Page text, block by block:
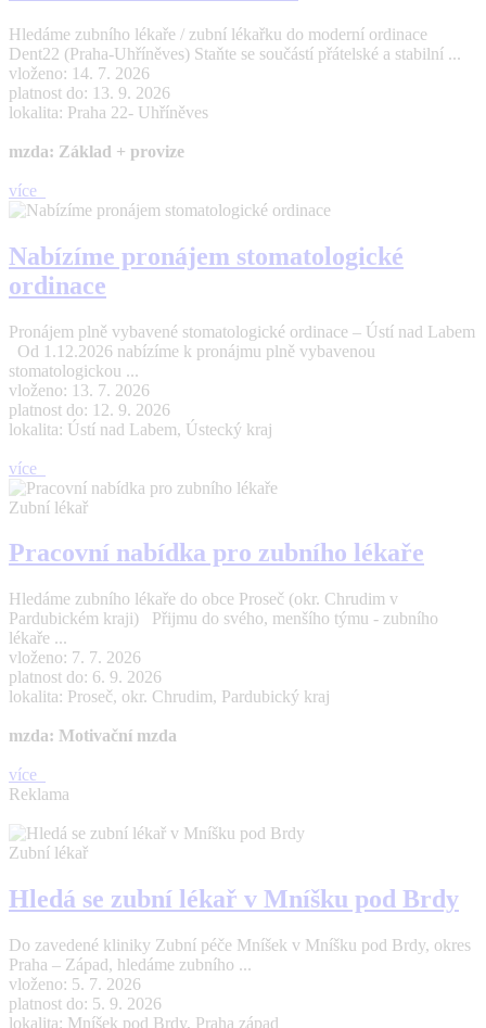
Hledáme zubního lékaře / zubní lékařku do moderní ordinace
Dent22 (Praha-Uhříněves) Staňte se součástí přátelské a stabilní ...
vloženo: 14. 7. 2026
platnost do: 13. 9. 2026
lokalita: Praha 22- Uhříněves
mzda: Základ + provize
více
Nabízíme pronájem stomatologické
ordinace
Pronájem plně vybavené stomatologické ordinace – Ústí nad Labem
Od 1.12.2026 nabízíme k pronájmu plně vybavenou
stomatologickou ...
vloženo: 13. 7. 2026
platnost do: 12. 9. 2026
lokalita: Ústí nad Labem, Ústecký kraj
více
Zubní lékař
Pracovní nabídka pro zubního lékaře
Hledáme zubního lékaře do obce Proseč (okr. Chrudim v
Pardubickém kraji) Přijmu do svého, menšího týmu - zubního
lékaře ...
vloženo: 7. 7. 2026
platnost do: 6. 9. 2026
lokalita: Proseč, okr. Chrudim, Pardubický kraj
mzda: Motivační mzda
více
Reklama
Zubní lékař
Hledá se zubní lékař v Mníšku pod Brdy
Do zavedené kliniky Zubní péče Mníšek v Mníšku pod Brdy, okres
Praha – Západ, hledáme zubního ...
vloženo: 5. 7. 2026
platnost do: 5. 9. 2026
lokalita: Mníšek pod Brdy, Praha západ